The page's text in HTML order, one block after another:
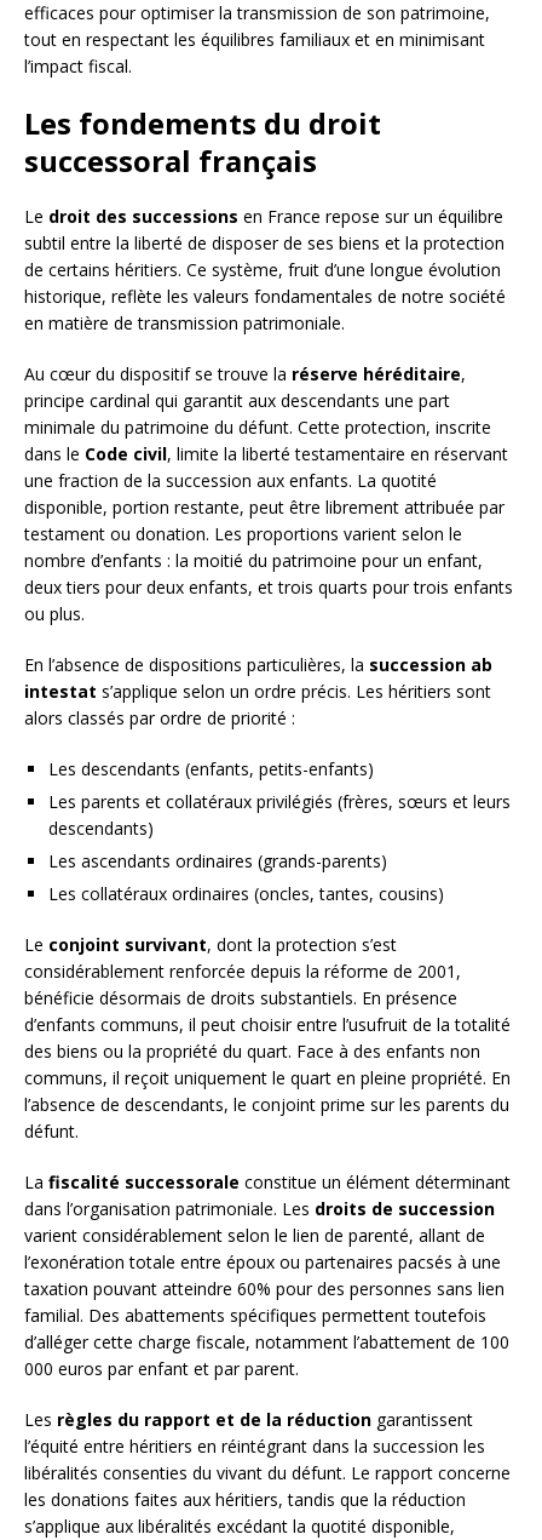
efficaces pour optimiser la transmission de son patrimoine,
tout en respectant les équilibres familiaux et en minimisant
l’impact fiscal.
Les fondements du droit
successoral français
Le droit des successions en France repose sur un équilibre
subtil entre la liberté de disposer de ses biens et la protection
de certains héritiers. Ce système, fruit d’une longue évolution
historique, reflète les valeurs fondamentales de notre société
en matière de transmission patrimoniale.
Au cœur du dispositif se trouve la réserve héréditaire,
principe cardinal qui garantit aux descendants une part
minimale du patrimoine du défunt. Cette protection, inscrite
dans le Code civil, limite la liberté testamentaire en réservant
une fraction de la succession aux enfants. La quotité
disponible, portion restante, peut être librement attribuée par
testament ou donation. Les proportions varient selon le
nombre d’enfants : la moitié du patrimoine pour un enfant,
deux tiers pour deux enfants, et trois quarts pour trois enfants
ou plus.
En l’absence de dispositions particulières, la succession ab
intestat s’applique selon un ordre précis. Les héritiers sont
alors classés par ordre de priorité :
Les descendants (enfants, petits-enfants)
Les parents et collatéraux privilégiés (frères, sœurs et leurs
descendants)
Les ascendants ordinaires (grands-parents)
Les collatéraux ordinaires (oncles, tantes, cousins)
Le conjoint survivant, dont la protection s’est
considérablement renforcée depuis la réforme de 2001,
bénéficie désormais de droits substantiels. En présence
d’enfants communs, il peut choisir entre l’usufruit de la totalité
des biens ou la propriété du quart. Face à des enfants non
communs, il reçoit uniquement le quart en pleine propriété. En
l’absence de descendants, le conjoint prime sur les parents du
défunt.
La fiscalité successorale constitue un élément déterminant
dans l’organisation patrimoniale. Les droits de succession
varient considérablement selon le lien de parenté, allant de
l’exonération totale entre époux ou partenaires pacsés à une
taxation pouvant atteindre 60% pour des personnes sans lien
familial. Des abattements spécifiques permettent toutefois
d’alléger cette charge fiscale, notamment l’abattement de 100
000 euros par enfant et par parent.
Les règles du rapport et de la réduction garantissent
l’équité entre héritiers en réintégrant dans la succession les
libéralités consenties du vivant du défunt. Le rapport concerne
les donations faites aux héritiers, tandis que la réduction
s’applique aux libéralités excédant la quotité disponible,